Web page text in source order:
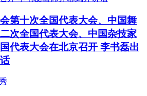
第十次全国代表大会、中国舞
次全国代表大会、中国杂技家
代表大会在北京召开 李书磊出